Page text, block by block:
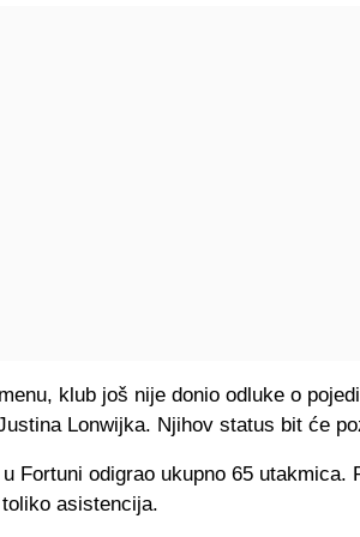
klub još nije donio odluke o
Lonwijka. Njihov status bit će
Fortuni odigrao ukupno 65 utakmica.
asistencija.